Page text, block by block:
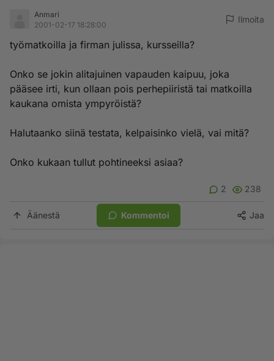
Anmari
2001-02-17 18:28:00
Ilmoita
työmatkoilla ja firman julissa, kursseilla?
Onko se jokin alitajuinen vapauden kaipuu, joka
pääsee irti, kun ollaan pois perhepiiristä tai matkoilla
kaukana omista ympyröistä?
Halutaanko siinä testata, kelpaisinko vielä, vai mitä?
Onko kukaan tullut pohtineeksi asiaa?
2 238
Äänestä Kommentoi Jaa